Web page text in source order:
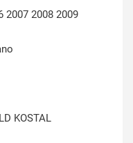
2007 2008 2009
KOSTAL